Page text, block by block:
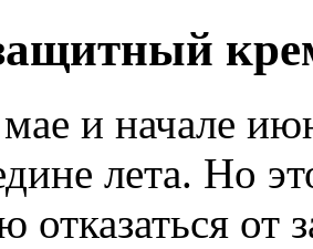
и начале
лета. Но
отказаться